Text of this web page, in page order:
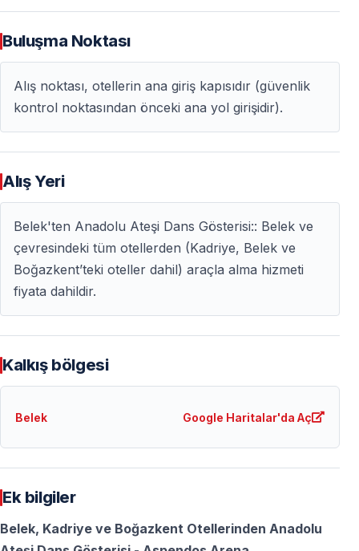
isteyenler
Türkiye’nin en ünlü dans gösterilerinden biri
Tarih, kültür ve sanatı tek gecede birleştirir
Belek’ten kolay ulaşım ve sorunsuz organizasyon
Sıkça Sorulan Sorular (SSS)
Anadolu Ateşi gösterisi saat kaçta başlıyor?
Gösteri21:00’debaşlar. Transferler daha erken
saatlerde yapılır.
Gösteri ne kadar sürüyor?
Yaklaşık
Belek’ten transfer fiyata dâhil mi?
ücretine dahildir.
Aspendos açık hava mı?
Buluşma Noktası
Alış noktası, otellerin ana giriş kapısıdır (güvenlik
kontrol noktasından önceki ana yol girişidir).
Alış Yeri
Belek'ten Anadolu Ateşi Dans Gösterisi:: Belek ve
çevresindeki tüm otellerden (Kadriye, Belek ve
Boğazkent’teki oteller dahil) araçla alma hizmeti
fiyata dahildir.
Kalkış bölgesi
Belek Google Haritalar'da Aç
Ek bilgiler
Belek, Kadriye ve Boğazkent Otellerinden Anadolu